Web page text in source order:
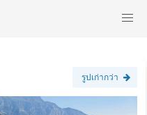
รูปเก่ากว่า